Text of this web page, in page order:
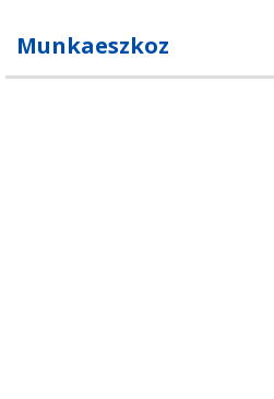
Munkaeszkoz